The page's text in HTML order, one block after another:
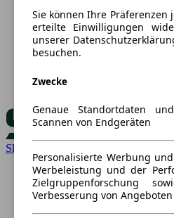
Skoda
Sie können Ihre Präferenzen
erteilte Einwilligungen
unserer
besuchen.
Zwecke
Genaue Standortdaten
Scannen von Endgeräten
Personalisierte Werbung
Werbeleistung und der
Zielgruppenforschung
Verbesserung von Angeboten